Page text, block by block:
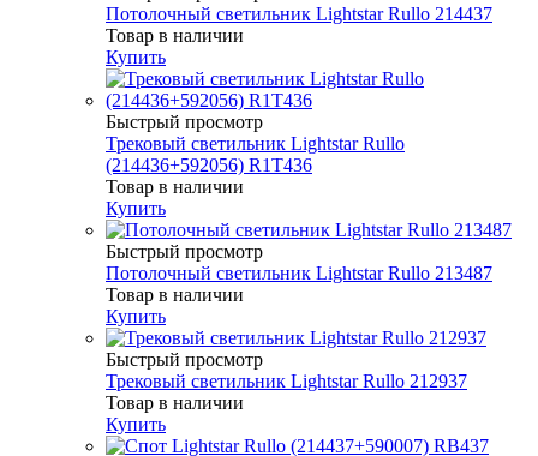
Потолочный светильник Lightstar Rullo 214437
Товар в наличии
Купить
Быстрый просмотр
Трековый светильник Lightstar Rullo
(214436+592056) R1T436
Товар в наличии
Купить
Быстрый просмотр
Потолочный светильник Lightstar Rullo 213487
Товар в наличии
Купить
Быстрый просмотр
Трековый светильник Lightstar Rullo 212937
Товар в наличии
Купить